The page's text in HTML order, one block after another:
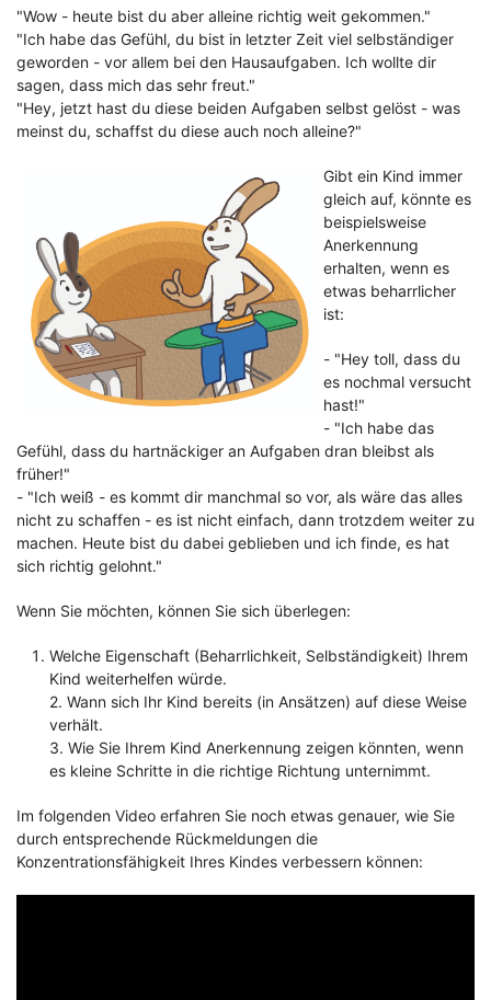
"Wow - heute bist du aber alleine richtig weit gekommen."
"Ich habe das Gefühl, du bist in letzter Zeit viel selbständiger
geworden - vor allem bei den Hausaufgaben. Ich wollte dir
sagen, dass mich das sehr freut."
"Hey, jetzt hast du diese beiden Aufgaben selbst gelöst - was
meinst du, schaffst du diese auch noch alleine?"
Gibt ein Kind immer
gleich auf, könnte es
beispielsweise
Anerkennung
erhalten, wenn es
etwas beharrlicher
ist:
- "Hey toll, dass du
es nochmal versucht
hast!"
- "Ich habe das
Gefühl, dass du hartnäckiger an Aufgaben dran bleibst als
früher!"
- "Ich weiß - es kommt dir manchmal so vor, als wäre das alles
nicht zu schaffen - es ist nicht einfach, dann trotzdem weiter zu
machen. Heute bist du dabei geblieben und ich finde, es hat
sich richtig gelohnt."
Wenn Sie möchten, können Sie sich überlegen:
Welche Eigenschaft (Beharrlichkeit, Selbständigkeit) Ihrem
Kind weiterhelfen würde.
2. Wann sich Ihr Kind bereits (in Ansätzen) auf diese Weise
verhält.
3. Wie Sie Ihrem Kind Anerkennung zeigen könnten, wenn
es kleine Schritte in die richtige Richtung unternimmt.
Im folgenden Video erfahren Sie noch etwas genauer, wie Sie
durch entsprechende Rückmeldungen die
Konzentrationsfähigkeit Ihres Kindes verbessern können: